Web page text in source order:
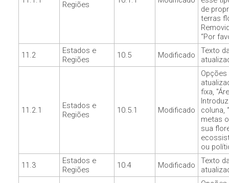
Regiões
de
terras
“Por
11.2
Estados e
Regiões
10.5 Modificado
Texto
11.2.1
Estados e
Regiões
10.5.1 Modificado
Opções
fixa,
coluna,
metas
sua
ou
11.3
Estados e
Regiões
10.4 Modificado
Texto